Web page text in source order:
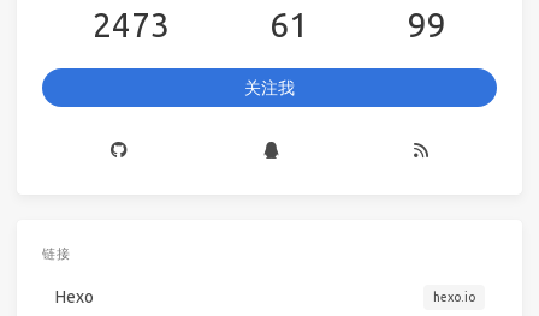
2473 61 99
关注我
链接
Hexo hexo.io